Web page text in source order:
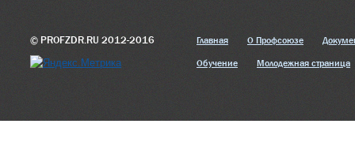
© PROFZDR.RU 2012-2016 Главная О Профсоюзе
Обучение Молодежная страница